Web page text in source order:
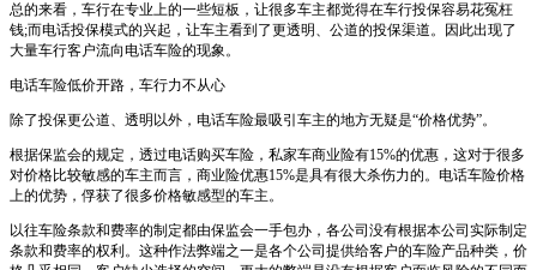
总的来看，车行在专业上的一些短板，让很多车主都觉得在车行投保容易花冤枉
钱;而电话投保模式的兴起，让车主看到了更透明、公道的投保渠道。因此出现了
大量车行客户流向电话车险的现象。
电话车险低价开路，车行力不从心
除了投保更公道、透明以外，电话车险最吸引车主的地方无疑是“价格优势”。
根据保监会的规定，透过电话购买车险，私家车商业险有15%的优惠，这对于很多
对价格比较敏感的车主而言，商业险优惠15%是具有很大杀伤力的。电话车险价格
上的优势，俘获了很多价格敏感型的车主。
以往车险条款和费率的制定都由保监会一手包办，各公司没有根据本公司实际制定
条款和费率的权利。这种作法弊端之一是各个公司提供给客户的车险产品种类，价